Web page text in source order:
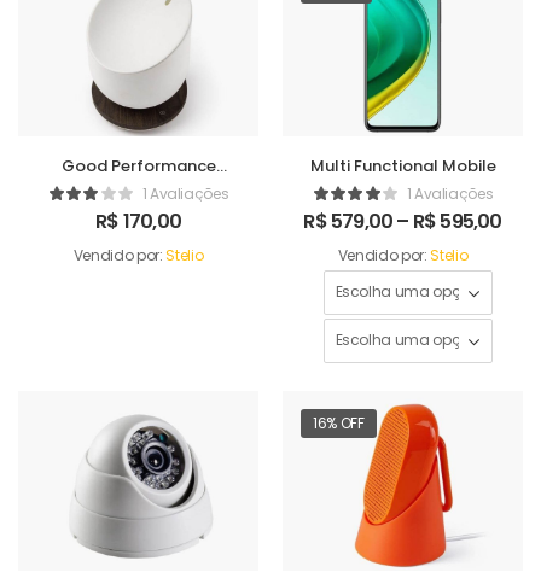
Good Performance
Humidifer1 Avaliações
R$170,00
Vendido por:Stelio
Multi Functional Mobile
1 Avaliações
R$579,00– R$595,00
Vendido por:Stelio
16% OFF